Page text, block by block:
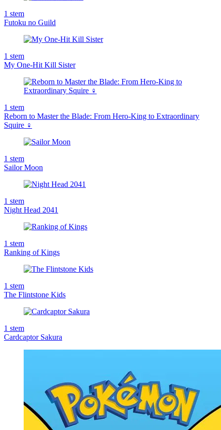
1 stem
Futoku no Guild
1 stem
My One-Hit Kill Sister
1 stem
Reborn to Master the Blade: From Hero-King to Extraordinary
Squire ♀
1 stem
Sailor Moon
1 stem
Night Head 2041
1 stem
Ranking of Kings
1 stem
The Flintstone Kids
1 stem
Cardcaptor Sakura